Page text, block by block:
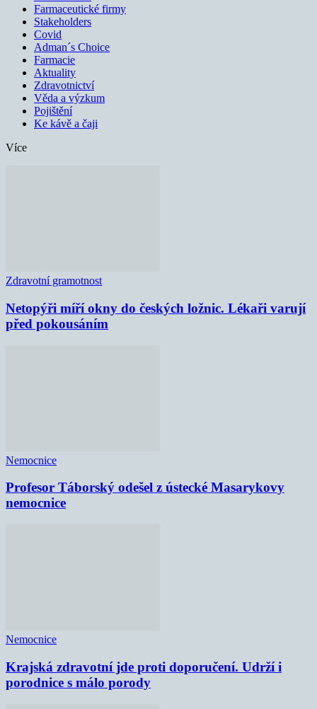
Farmaceutické firmy
Stakeholders
Covid
Adman´s Choice
Farmacie
Aktuality
Zdravotnictví
Věda a výzkum
Pojištění
Ke kávě a čaji
Více
Zdravotní gramotnost
Netopýři míří okny do českých ložnic. Lékaři varují
před pokousáním
Nemocnice
Profesor Táborský odešel z ústecké Masarykovy
nemocnice
Nemocnice
Krajská zdravotní jde proti doporučení. Udrží i
porodnice s málo porody